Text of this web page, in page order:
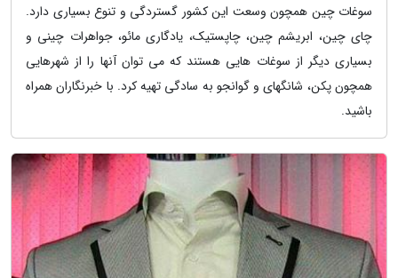
سوغات چین همچون وسعت این کشور گستردگی و تنوع بسیاری دارد.
چای چین، ابریشم چین، چاپستیک، یادگاری مائو، جواهرات چینی و
بسیاری دیگر از سوغات هایی هستند که می توان آنها را از شهرهایی
همچون پکن، شانگهای و گوانجو به سادگی تهیه کرد. با خبرنگاران همراه
باشید.